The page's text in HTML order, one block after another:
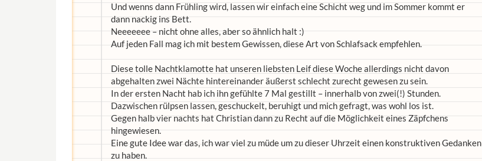
Und wenns dann Frühling wird, lassen wir einfach eine Schicht weg und im Sommer kommt er
dann nackig ins Bett.
Neeeeeee – nicht ohne alles, aber so ähnlich halt :)
Auf jeden Fall mag ich mit bestem Gewissen, diese Art von Schlafsack empfehlen.
Diese tolle Nachtklamotte hat unseren liebsten Leif diese Woche allerdings nicht davon
abgehalten zwei Nächte hintereinander äußerst schlecht zurecht gewesen zu sein.
In der ersten Nacht hab ich ihn gefühlte 7 Mal gestillt – innerhalb von zwei(!) Stunden.
Dazwischen rülpsen lassen, geschuckelt, beruhigt und mich gefragt, was wohl los ist.
Gegen halb vier nachts hat Christian dann zu Recht auf die Möglichkeit eines Zäpfchens
hingewiesen.
Eine gute Idee war das, ich war viel zu müde um zu dieser Uhrzeit einen konstruktiven Gedanken
zu haben.